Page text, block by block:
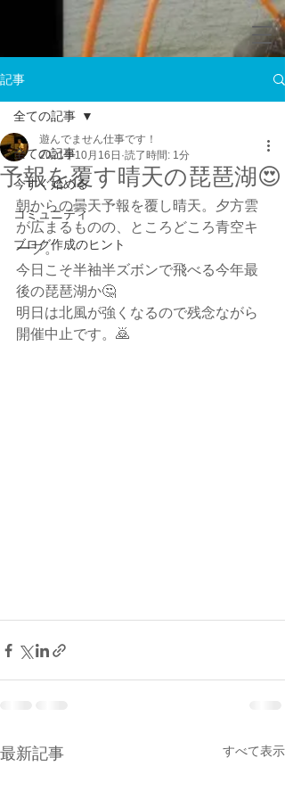
記事
全ての記事
今すぐ始める
コミュニティ
ブログ作成のヒント
全ての記事
予報を覆す晴天の琵琶湖😍
遊んでません仕事です！
2021年10月16日 読了時間: 1分
朝からの曇天予報を覆し晴天。夕方雲
が広まるものの、ところどころ青空キ
ープ。
今日こそ半袖半ズボンで飛べる今年最
後の琵琶湖か🤔
明日は北風が強くなるので残念ながら
開催中止です。🙇
最新記事 すべて表示